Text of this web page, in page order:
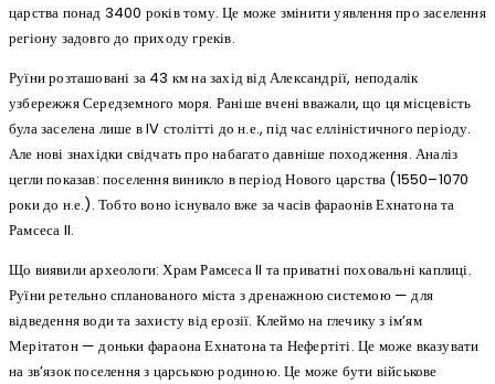
царства понад 3400 років тому. Це може змінити уявлення про заселення
регіону задовго до приходу греків.
Руїни розташовані за 43 км на захід від Александрії, неподалік
узбережжя Середземного моря. Раніше вчені вважали, що ця місцевість
була заселена лише в IV столітті до н.е., під час елліністичного періоду.
Але нові знахідки свідчать про набагато давніше походження. Аналіз
цегли показав: поселення виникло в період Нового царства (1550–1070
роки до н.е.). Тобто воно існувало вже за часів фараонів Ехнатона та
Рамсеса II.
Що виявили археологи: Храм Рамсеса II та приватні поховальні каплиці.
Руїни ретельно спланованого міста з дренажною системою — для
відведення води та захисту від ерозії. Клеймо на глечику з ім’ям
Мерітатон — доньки фараона Ехнатона та Нефертіті. Це може вказувати
на зв’язок поселення з царською родиною. Це може бути військове